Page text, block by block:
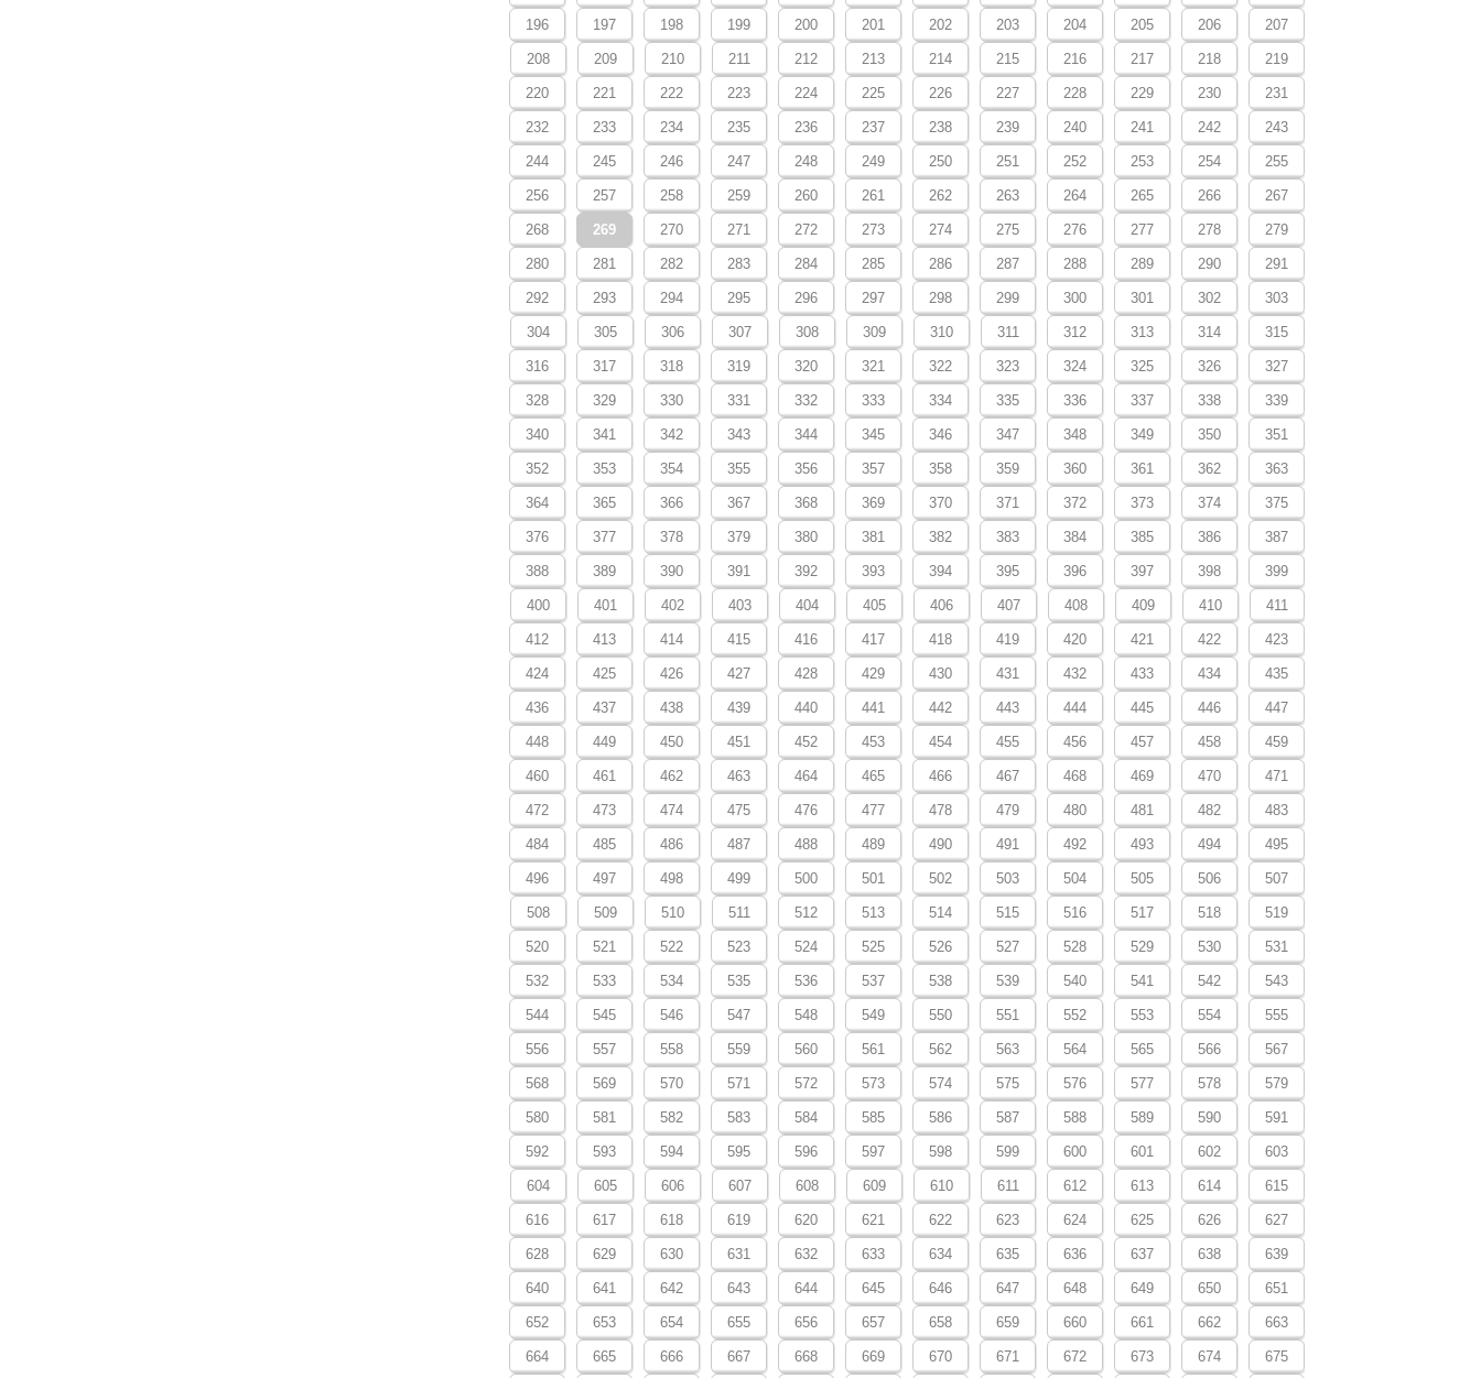
196 197 198 199 200 201 202 203 204 205 206 207
208 209 210 211 212 213 214 215 216 217 218 219
220 221 222 223 224 225 226 227 228 229 230 231
232 233 234 235 236 237 238 239 240 241 242 243
244 245 246 247 248 249 250 251 252 253 254 255
256 257 258 259 260 261 262 263 264 265 266 267
268 269 270 271 272 273 274 275 276 277 278 279
280 281 282 283 284 285 286 287 288 289 290 291
292 293 294 295 296 297 298 299 300 301 302 303
304 305 306 307 308 309 310 311 312 313 314 315
316 317 318 319 320 321 322 323 324 325 326 327
328 329 330 331 332 333 334 335 336 337 338 339
340 341 342 343 344 345 346 347 348 349 350 351
352 353 354 355 356 357 358 359 360 361 362 363
364 365 366 367 368 369 370 371 372 373 374 375
376 377 378 379 380 381 382 383 384 385 386 387
388 389 390 391 392 393 394 395 396 397 398 399
400 401 402 403 404 405 406 407 408 409 410 411
412 413 414 415 416 417 418 419 420 421 422 423
424 425 426 427 428 429 430 431 432 433 434 435
436 437 438 439 440 441 442 443 444 445 446 447
448 449 450 451 452 453 454 455 456 457 458 459
460 461 462 463 464 465 466 467 468 469 470 471
472 473 474 475 476 477 478 479 480 481 482 483
484 485 486 487 488 489 490 491 492 493 494 495
496 497 498 499 500 501 502 503 504 505 506 507
508 509 510 511 512 513 514 515 516 517 518 519
520 521 522 523 524 525 526 527 528 529 530 531
532 533 534 535 536 537 538 539 540 541 542 543
544 545 546 547 548 549 550 551 552 553 554 555
556 557 558 559 560 561 562 563 564 565 566 567
568 569 570 571 572 573 574 575 576 577 578 579
580 581 582 583 584 585 586 587 588 589 590 591
592 593 594 595 596 597 598 599 600 601 602 603
604 605 606 607 608 609 610 611 612 613 614 615
616 617 618 619 620 621 622 623 624 625 626 627
628 629 630 631 632 633 634 635 636 637 638 639
640 641 642 643 644 645 646 647 648 649 650 651
652 653 654 655 656 657 658 659 660 661 662 663
664 665 666 667 668 669 670 671 672 673 674 675